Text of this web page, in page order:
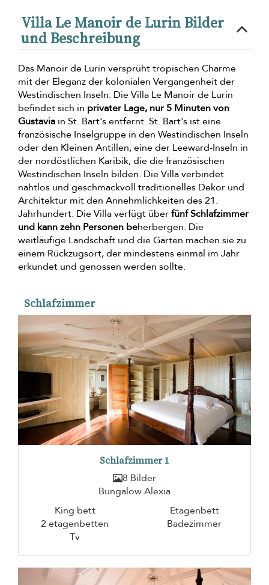
Villa Le Manoir de Lurin Bilder
und Beschreibung
Das Manoir de Lurin versprüht tropischen Charme
mit der Eleganz der kolonialen Vergangenheit der
Westindischen Inseln. Die Villa Le Manoir de Lurin
befindet sich in privater Lage, nur 5 Minuten von
Gustavia in St. Bart's entfernt. St. Bart's ist eine
französische Inselgruppe in den Westindischen Inseln
oder den Kleinen Antillen, eine der Leeward-Inseln in
der nordöstlichen Karibik, die die französischen
Westindischen Inseln bilden. Die Villa verbindet
nahtlos und geschmackvoll traditionelles Dekor und
Architektur mit den Annehmlichkeiten des 21.
Jahrhundert. Die Villa verfügt überfünf Schlafzimmer
und kann zehn Personen beherbergen. Die
weitläufige Landschaft und die Gärten machen sie zu
einem Rückzugsort, der mindestens einmal im Jahr
erkundet und genossen werden sollte.
Schlafzimmer
Schlafzimmer 1
8 Bilder
Bungalow Alexia
King bett
Etagenbett
2 etagenbetten
Badezimmer
Tv